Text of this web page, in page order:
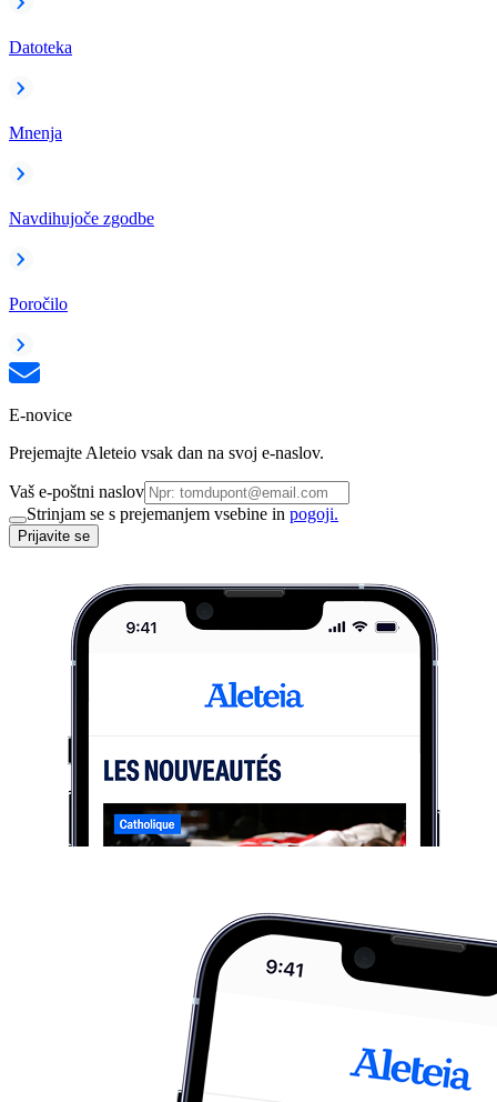
Datoteka
Mnenja
Navdihujoče zgodbe
Poročilo
E-novice
Prejemajte Aleteio vsak dan na svoj e-naslov.
Vaš e-poštni naslov
Strinjam se s prejemanjem vsebine in pogoji.
Prijavite se